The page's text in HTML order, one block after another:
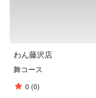
わん藤沢店
舞コース
0 (0)